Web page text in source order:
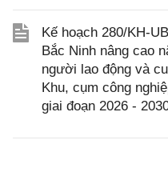
Kế hoạch 280/KH-
Bắc Ninh nâng cao
người lao động và
Khu, cụm công
giai đoạn 2026 -